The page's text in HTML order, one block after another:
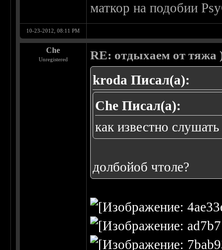
маткор на подобии
10-23-2012, 08:11 PM
Che
Unregistered RE: отдыхаем от тяжа
kroda Писал(а):
Che Писал(а):
как известно
долбойоб чтоле?